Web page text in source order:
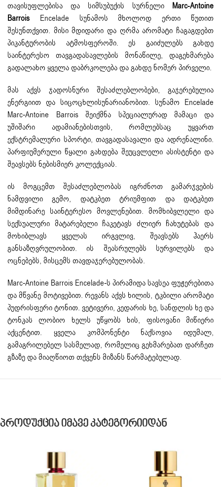
თავისუფლებისა და სიმსუბუქის სურნელი Marc-Antoine
Barrois Encelade სუნამოს მხოლოდ ერთი წუთით
შესუნთქვით. მისი მდიდარი და ღრმა არომატი ჩაგაგდებთ
პიკანტურობის ატმოსფეროში. ეს გაიძულებს გახდე
საინტერესო თავგადასავლების მონაწილე, დაგეხმარება
გადალახო ყველა დაბრკოლება და გახდე ნომერ პირველი.
მას აქვს ჯადოსნური შესაძლებლობები, გაჯერებულია
ენერგიით და სიცოცხლისუნარიანობით. სუნამო Encelade
Marc-Antoine Barrois შეიქმნა სპეციალურად მამაცი და
უშიშარი ადამიანებისთვის, რომლებსაც უყვართ
ექსტრემალური სპორტი, თავგადასავალი და ადრენალინი.
პარფიუმერული წყალი გახდება შეუცვლელი ასისტენტი და
შეავსებს ნებისმიერ კოლექციას.
ის მოგცემთ შესაძლებლობას იგრძნოთ გამარჯვების
ნამდვილი გემო, დატკბეთ ტრიუმფით და დატკბეთ
მიმდინარე საინტერესო მოვლენებით. მომხიბვლელი და
სექსუალური მატარებელი ჩაკეტავს ძლიერ ჩახუტებას და
მოხიბლავს ყველას ირგვლივ, შეავსებს ჰაერს
განსაზღვრულობით. ის შეასრულებს სურვილებს და
ოცნებებს, მისცემს თავდაჯერებულობას.
Marc-Antoine Barrois Encelade-ს პირამიდა სავსეა ფუჟერებითა
და მწვანე მოტივებით. რევანს აქვს ხილის, ტკბილი არომატი
პუდრისფერი ტონით. ვეტივერი, კედარის ხე, სანდლის ხე და
ტონკას ლობიო ხელს უწყობს ხის, ფისოვანი მიწიერი
აქცენტით. ყველა კომპონენტი ნაქსოვია იდუმალ,
გამაგრილებელ სასმელად, რომელიც გეხმარებათ დარჩეთ
გზაზე და მიაღწიოთ თქვენს მიზანს წარმატებულად.
Პროდუქცია Იმავე Კატეგორიიდან